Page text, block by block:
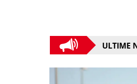
ULTIME